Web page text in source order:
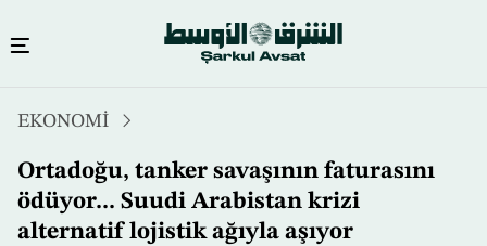
atla
EKONOMİ
Ortadoğu, tanker savaşının faturasını
ödüyor... Suudi Arabistan krizi
alternatif lojistik ağıyla aşıyor